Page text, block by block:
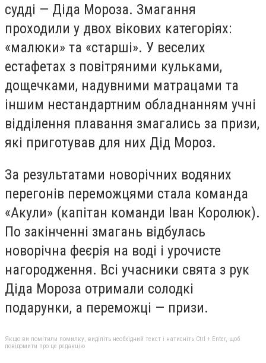
судді — Діда Мороза. Змагання
проходили у двох вікових категоріях:
«малюки» та «старші». У веселих
естафетах з повітряними кульками,
дощечками, надувними матрацами та
іншим нестандартним обладнанням учні
відділення плавання змагались за призи,
які приготував для них Дід Мороз.
За результатами новорічних водяних
перегонів переможцями стала команда
«Акули» (капітан команди Іван Королюк).
По закінченні змагань відбулась
новорічна феєрія на воді і урочисте
нагородження. Всі учасники свята з рук
Діда Мороза отримали солодкі
подарунки, а переможці — призи.
Якщо ви помітили помилку, виділіть необхідний текст і натисніть Ctrl + Enter, щоб
повідомити про це редакцію